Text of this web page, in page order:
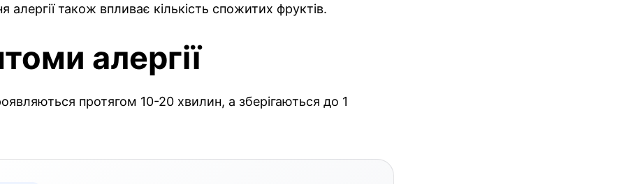
алергії також впливає кількість спожитих фруктів.
алергії
протягом 10-20 хвилин, а зберігаються до 1